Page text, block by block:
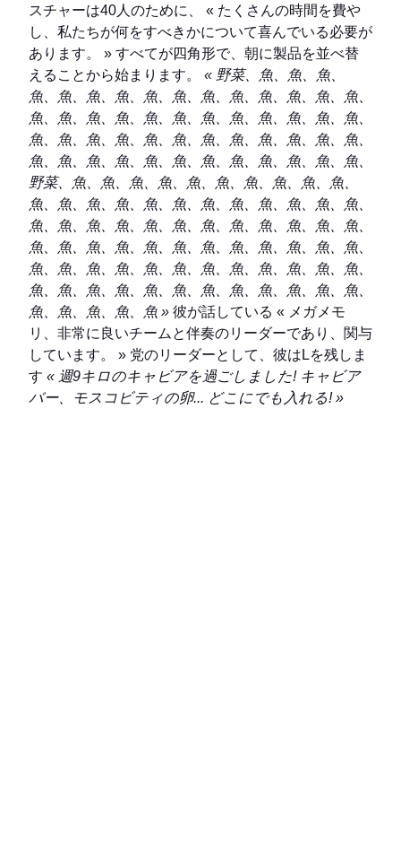
スチャーは40人のために、 « たくさんの時間を費や
し、私たちが何をすべきかについて喜んでいる必要が
あります。 » すべてが四角形で、朝に製品を並べ替
えることから始まります。 « 野菜、魚、魚、魚、
魚、魚、魚、魚、魚、魚、魚、魚、魚、魚、魚、魚、
魚、魚、魚、魚、魚、魚、魚、魚、魚、魚、魚、魚、
魚、魚、魚、魚、魚、魚、魚、魚、魚、魚、魚、魚、
魚、魚、魚、魚、魚、魚、魚、魚、魚、魚、魚、魚、
野菜、魚、魚、魚、魚、魚、魚、魚、魚、魚、魚、
魚、魚、魚、魚、魚、魚、魚、魚、魚、魚、魚、魚、
魚、魚、魚、魚、魚、魚、魚、魚、魚、魚、魚、魚、
魚、魚、魚、魚、魚、魚、魚、魚、魚、魚、魚、魚、
魚、魚、魚、魚、魚、魚、魚、魚、魚、魚、魚、魚、
魚、魚、魚、魚、魚、魚、魚、魚、魚、魚、魚、魚、
魚、魚、魚、魚、魚 » 彼が話している « メガメモ
リ、非常に良いチームと伴奏のリーダーであり、関与
しています。 » 党のリーダーとして、彼はLを残しま
す « 週9キロのキャビアを過ごしました! キャビア
バー、モスコビティの卵... どこにでも入れる! »